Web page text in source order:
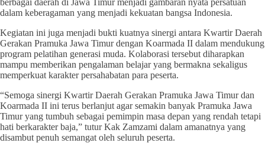
berbagai daerah di Jawa Timur menjadi gambaran nyata persatuan
dalam keberagaman yang menjadi kekuatan bangsa Indonesia.
Kegiatan ini juga menjadi bukti kuatnya sinergi antara Kwartir Daerah
Gerakan Pramuka Jawa Timur dengan Koarmada II dalam mendukung
program pelatihan generasi muda. Kolaborasi tersebut diharapkan
mampu memberikan pengalaman belajar yang bermakna sekaligus
memperkuat karakter persahabatan para peserta.
“Semoga sinergi Kwartir Daerah Gerakan Pramuka Jawa Timur dan
Koarmada II ini terus berlanjut agar semakin banyak Pramuka Jawa
Timur yang tumbuh sebagai pemimpin masa depan yang rendah tetapi
hati berkarakter baja,” tutur Kak Zamzami dalam amanatnya yang
disambut penuh semangat oleh seluruh peserta.